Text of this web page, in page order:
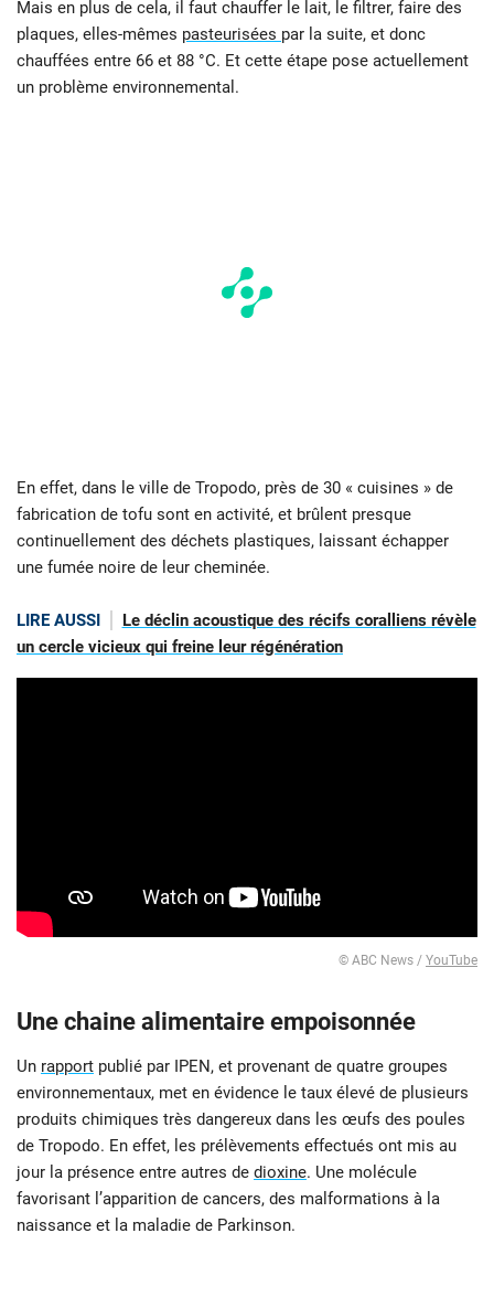
Mais en plus de cela, il faut chauffer le lait, le filtrer, faire des
plaques, elles-mêmes pasteurisées par la suite, et donc
chauffées entre 66 et 88 °C. Et cette étape pose actuellement
un problème environnemental.
En effet, dans le ville de Tropodo, près de 30 « cuisines » de
fabrication de tofu sont en activité, et brûlent presque
continuellement des déchets plastiques, laissant échapper
une fumée noire de leur cheminée.
LIRE AUSSI
Le déclin acoustique des récifs coralliens révèle
un cercle vicieux qui freine leur régénération
© ABC News / YouTube
Une chaine alimentaire empoisonnée
Un rapport publié par IPEN, et provenant de quatre groupes
environnementaux, met en évidence le taux élevé de plusieurs
produits chimiques très dangereux dans les œufs des poules
de Tropodo. En effet, les prélèvements effectués ont mis au
jour la présence entre autres de dioxine. Une molécule
favorisant l’apparition de cancers, des malformations à la
naissance et la maladie de Parkinson.